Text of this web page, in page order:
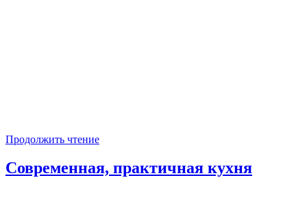
Продолжить чтение
Современная, практичная кухня